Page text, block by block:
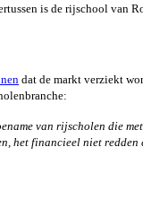
is de rijschool van
dat de markt verziekt
van rijscholen die met
het financieel niet